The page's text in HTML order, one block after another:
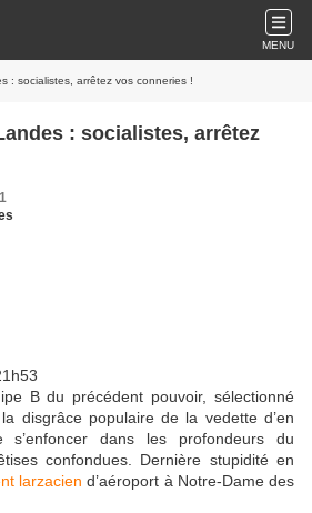
MENU
: socialistes, arrêtez vos conneries !
: socialistes, arrêtez
B du précédent pouvoir, sélectionné
disgrâce populaire de la vedette d’en
dans les profondeurs du
confondues. Dernière stupidité en
larzacien d’aéroport à Notre-Dame des